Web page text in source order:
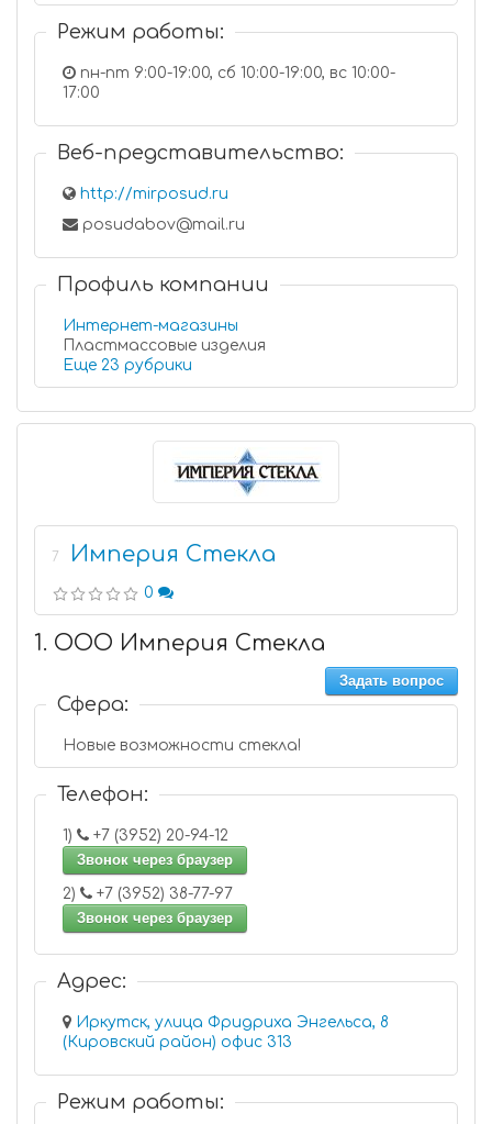
Режим работы:
пн-пт 9:00-19:00, сб 10:00-19:00, вс 10:00-
17:00
Веб-представительство:
http://mirposud.ru
posudabov@mail.ru
Профиль компании
Интернет-магазины
Пластмассовые изделия
Еще 23 рубрики
7 Империя Стекла
0
1. ООО Империя Стекла
Задать вопрос
Сфера:
Новые возможности стекла!
Телефон:
1)
+7 (3952) 20-94-12
Звонок через браузер
2)
+7 (3952) 38-77-97
Звонок через браузер
Адрес:
Иркутск, улица Фридриха Энгельса, 8
(Кировский район) офис 313
Режим работы: